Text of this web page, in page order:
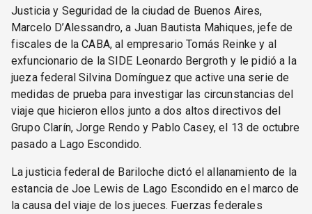
Justicia y Seguridad de la ciudad de Buenos Aires,
Marcelo D’Alessandro, a Juan Bautista Mahiques, jefe de
fiscales de la CABA, al empresario Tomás Reinke y al
exfuncionario de la SIDE Leonardo Bergroth y le pidió a la
jueza federal Silvina Domínguez que active una serie de
medidas de prueba para investigar las circunstancias del
viaje que hicieron ellos junto a dos altos directivos del
Grupo Clarín, Jorge Rendo y Pablo Casey, el 13 de octubre
pasado a Lago Escondido.
La justicia federal de Bariloche dictó el allanamiento de la
estancia de Joe Lewis de Lago Escondido en el marco de
la causa del viaje de los jueces. Fuerzas federales